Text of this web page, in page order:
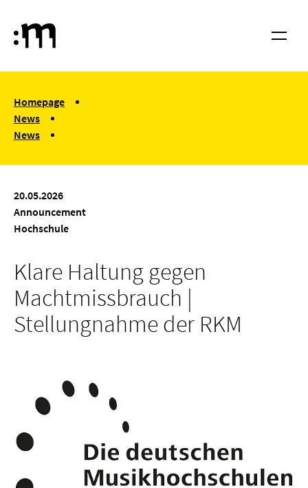
Cologne University of Music and Dance Menu
You are here:
Homepage
News
News
Klare Haltung gegen Machtmissbrauch | Stellungnahme der
20.05.2026
Announcement
Hochschule
Klare Haltung gegen
Machtmissbrauch |
Stellungnahme der RKM